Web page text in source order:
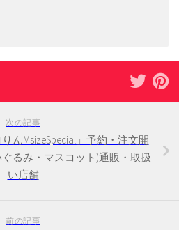
次の記事
んMsizeSpecial」予約・注文開
るみ・マスコット)通販・取扱
い店舗
前の記事